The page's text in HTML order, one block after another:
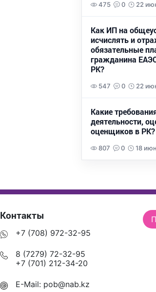
475 0 22
Как ИП на
исчислять и
обязательные
гражданина
РК?
547 0 22
Какие
деятельности,
оценщиков в РК?
807 0 18
Контакты
+7 (708) 972-32-95
8 (7279) 72-32-95
+7 (701) 212-34-20
E-Mail: pob@nab.kz